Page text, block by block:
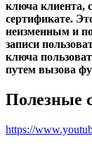
ключа клиента,
сертификате.
неизменным и
записи
ключа
путем вызова
Полезные
https://